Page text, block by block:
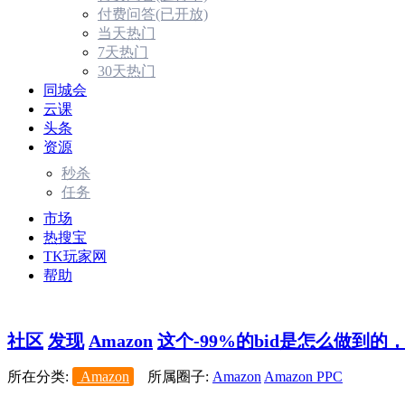
付费问答(已开放)
当天热门
7天热门
30天热门
同城会
云课
头条
资源
秒杀
任务
市场
热搜宝
TK玩家网
帮助
社区 发现 Amazon 这个-99%的bid是怎么做到的
所在分类: Amazon 所属圈子: AmazonAmazon PPC